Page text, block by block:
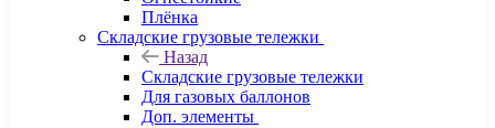
Плёнка
Складские грузовые тележки
Назад
Складские грузовые тележки
Для газовых баллонов
Доп. элементы